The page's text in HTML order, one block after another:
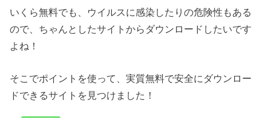
いくら無料でも、ウイルスに感染したりの危険性もある
ので、ちゃんとしたサイトからダウンロードしたいです
よね！
そこでポイントを使って、実質無料で安全にダウンロー
ドできるサイトを見つけました！